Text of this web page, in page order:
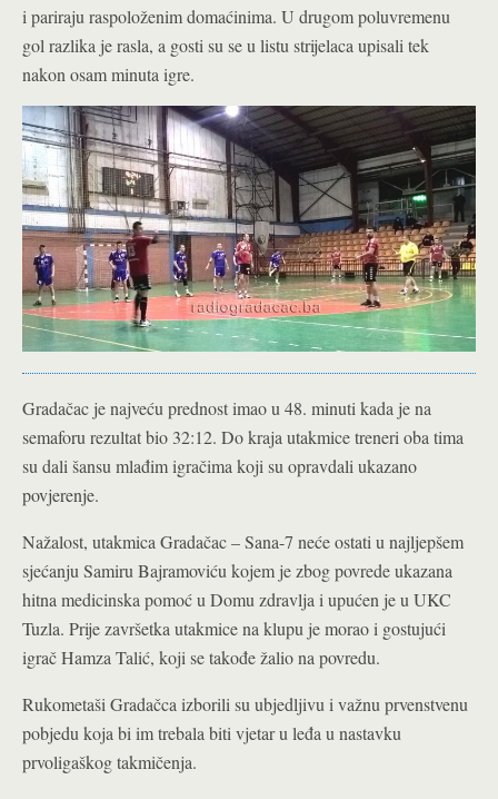
i pariraju raspoloženim domaćinima. U drugom poluvremenu
gol razlika je rasla, a gosti su se u listu strijelaca upisali tek
nakon osam minuta igre.
Gradačac je najveću prednost imao u 48. minuti kada je na
semaforu rezultat bio 32:12. Do kraja utakmice treneri oba tima
su dali šansu mlađim igračima koji su opravdali ukazano
povjerenje.
Nažalost, utakmica Gradačac – Sana-7 neće ostati u najljepšem
sjećanju Samiru Bajramoviću kojem je zbog povrede ukazana
hitna medicinska pomoć u Domu zdravlja i upućen je u UKC
Tuzla. Prije završetka utakmice na klupu je morao i gostujući
igrač Hamza Talić, koji se takođe žalio na povredu.
Rukometaši Gradačca izborili su ubjedljivu i važnu prvenstvenu
pobjedu koja bi im trebala biti vjetar u leđa u nastavku
prvoligaškog takmičenja.